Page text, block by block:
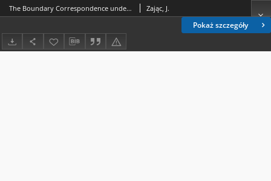
Pokaż szczegóły
The Boundary Correspondence under Quasiconformal Automorphisms of a Jordan Domain Zając, J.